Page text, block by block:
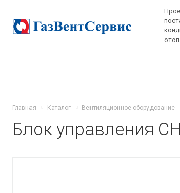
Главная Каталог Вентиляционное оборудование
Блок управления